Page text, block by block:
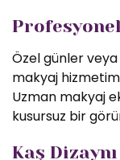
Özel günler
makyaj
Uzman makyaj
kusursuz bir
Kaş